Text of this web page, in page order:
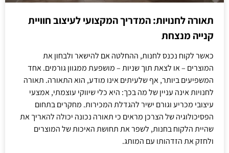
תאורה לחנויות: המדריך המקצועי לעיצוב חוויית
קנייה מנצחת
כאשר לקוח נכנס לחנות, ההחלטה אם להישאר ולבחון את
המוצרים – או לצאת תוך שניות – מושפעת ממגוון גורמים. אחד
המשפיעים ביותר, אף שלעיתים אינו מודע, הוא התאורה. תאורה
לחנויות אינה עניין של מה בכך: היא כלי שיווקי עוצמתי, אמצעי
עיצובי מכריע וגורם ישיר להגדלת המכירות. מחקרים בתחום
הפסיכולוגיה של הצרכן מראים כי תאורה נכונה יכולה להאריך את
שהיית הלקוח בחנות, לשפר את תחושת האיכות של המוצרים
ולחזק את הזדהותו עם המותג.